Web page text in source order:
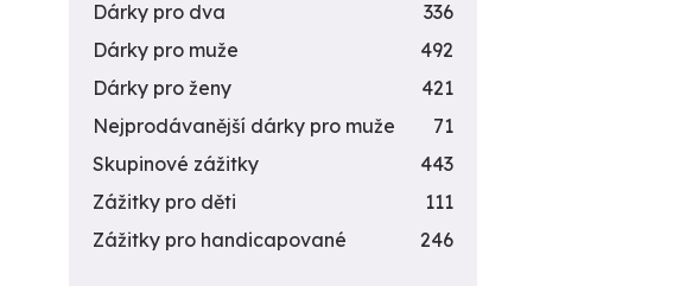
Dárky pro dva
336
Dárky pro muže
492
Dárky pro ženy
421
Nejprodávanější dárky pro muže
71
Skupinové zážitky
443
Zážitky pro děti
111
Zážitky pro handicapované
246